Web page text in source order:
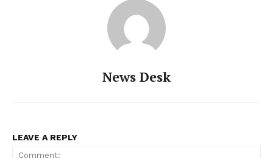
News Desk
LEAVE A REPLY